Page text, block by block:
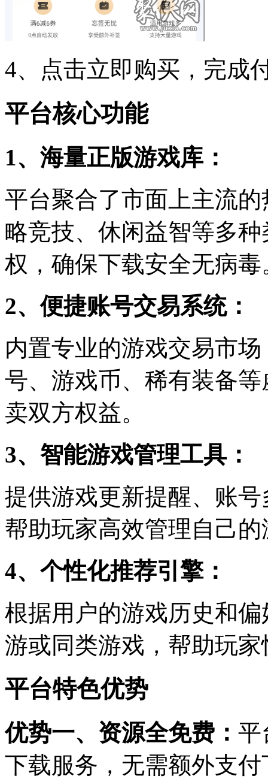
4、点击立即购买，完成
平台核心功能
1、海量正版游戏库：
平台聚合了市面上主流
略竞技、休闲益智等多
权，确保下载安全无病毒
2、便捷账号交易系统：
内置专业的游戏交易市
号、游戏币、稀有装备
卖双方权益。
3、智能游戏管理工具：
提供游戏更新提醒、账
帮助玩家高效管理自己
4、个性化推荐引擎：
根据用户的游戏历史和
游或同类游戏，帮助玩
平台特色优势
优势一、资源全免费： 平
下载服务，无需额外支